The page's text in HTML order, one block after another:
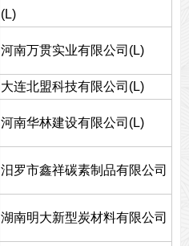
(L)
河南万贯实业有限公司(L)
大连北盟科技有限公司(L)
河南华林建设有限公司(L)
汨罗市鑫祥碳素制品有限公司
湖南明大新型炭材料有限公司